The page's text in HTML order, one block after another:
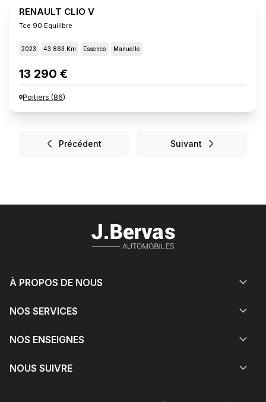
RENAULT CLIO V
Tce 90 Equilibre
2023 43 863 Km Essence Manuelle
13 290 €
Poitiers (86)
Précédent Suivant
À PROPOS DE NOUS
NOS SERVICES
NOS ENSEIGNES
NOUS SUIVRE